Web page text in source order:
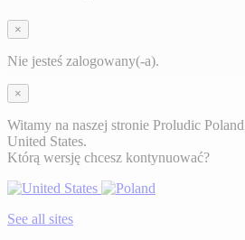
×
Nie jesteś zalogowany(-a).
×
Witamy na naszej stronie Proludic
United States.
Którą wersję chcesz kontynuować?
See all sites